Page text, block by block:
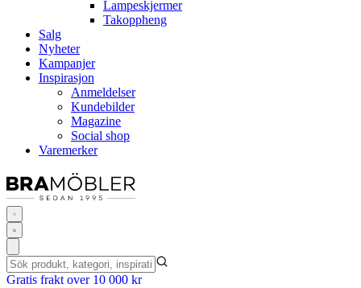
Lampeskjermer
Takoppheng
Salg
Nyheter
Kampanjer
Inspirasjon
Anmeldelser
Kundebilder
Magazine
Social shop
Varemerker
Gratis frakt over 10 000 kr